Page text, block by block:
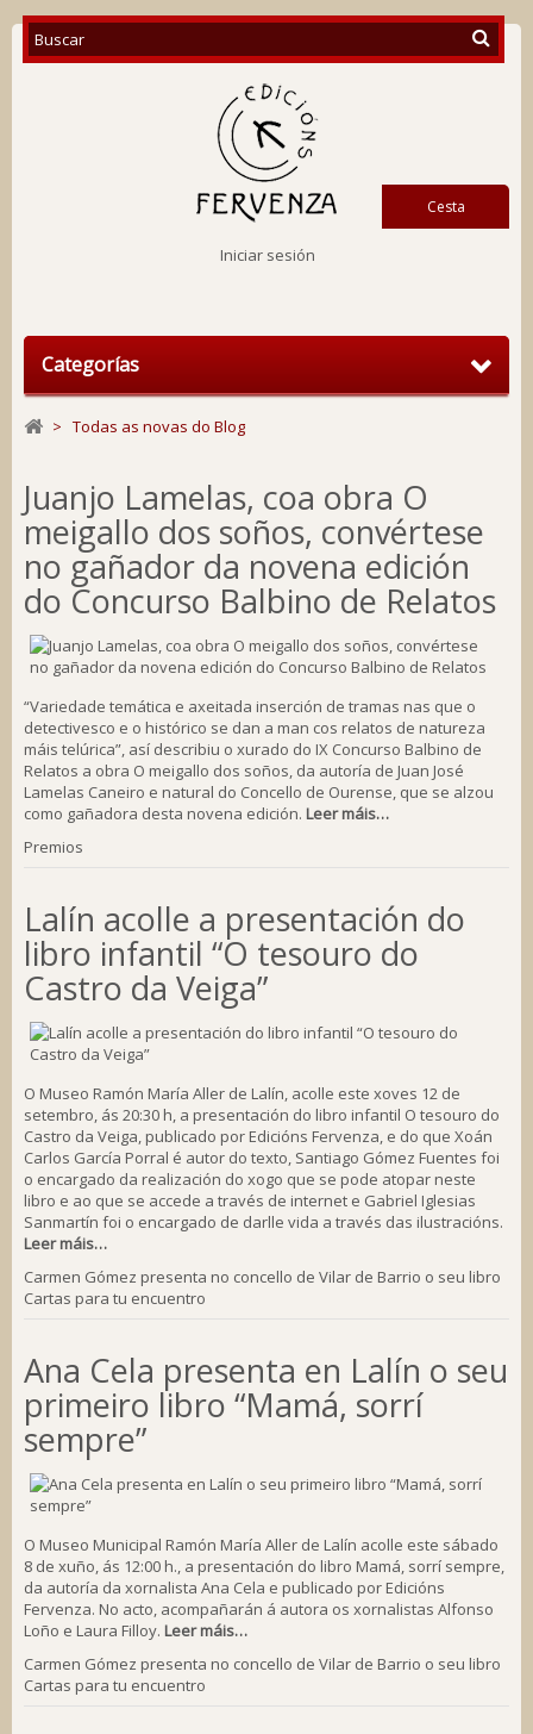
Cesta
Categorías
Iniciar sesión
> Todas as novas do Blog
Juanjo Lamelas, coa obra O
meigallo dos soños, convértese
no gañador da novena edición
do Concurso Balbino de Relatos
“Variedade temática e axeitada inserción de tramas nas que o
detectivesco e o histórico se dan a man cos relatos de natureza
máis telúrica”, así describiu o xurado do IX Concurso Balbino de
Relatos a obra O meigallo dos soños, da autoría de Juan José
Lamelas Caneiro e natural do Concello de Ourense, que se alzou
como gañadora desta novena edición. Leer máis…
Premios
Lalín acolle a presentación do
libro infantil “O tesouro do
Castro da Veiga”
O Museo Ramón María Aller de Lalín, acolle este xoves 12 de
setembro, ás 20:30 h, a presentación do libro infantil O tesouro do
Castro da Veiga, publicado por Edicións Fervenza, e do que Xoán
Carlos García Porral é autor do texto, Santiago Gómez Fuentes foi
o encargado da realización do xogo que se pode atopar neste
libro e ao que se accede a través de internet e Gabriel Iglesias
Sanmartín foi o encargado de darlle vida a través das ilustracións.
Leer máis…
Carmen Gómez presenta no concello de Vilar de Barrio o seu libro
Cartas para tu encuentro
Ana Cela presenta en Lalín o seu
primeiro libro “Mamá, sorrí
sempre”
O Museo Municipal Ramón María Aller de Lalín acolle este sábado
8 de xuño, ás 12:00 h., a presentación do libro Mamá, sorrí sempre,
da autoría da xornalista Ana Cela e publicado por Edicións
Fervenza. No acto, acompañarán á autora os xornalistas Alfonso
Loño e Laura Filloy. Leer máis…
Carmen Gómez presenta no concello de Vilar de Barrio o seu libro
Cartas para tu encuentro